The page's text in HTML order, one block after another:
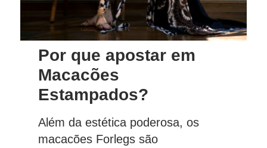
Por que apostar em
Macacões
Estampados?
Além da estética poderosa, os
macacões Forlegs são